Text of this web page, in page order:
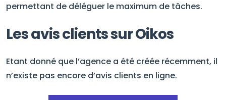
permettant de déléguer le maximum de tâches.
Les avis clients sur Oikos
Etant donné que l’agence a été créée récemment, il
n’existe pas encore d’avis clients en ligne.